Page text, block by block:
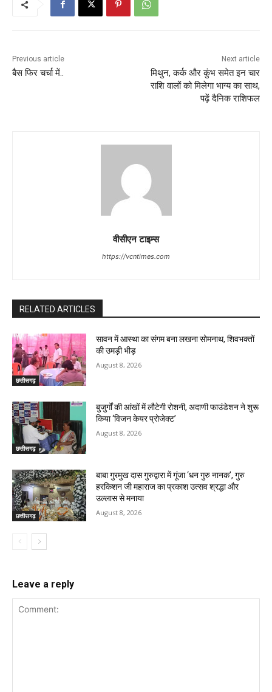
Previous article
बैस फिर चर्चा में..
Next article
मिथुन, कर्क और कुंभ समेत इन चार
राशि वालों को मिलेगा भाग्य का साथ,
पढ़ें दैनिक राशिफल
वीसीएन टाइम्स
https://vcntimes.com
RELATED ARTICLES
छत्तीसगढ़
सावन में आस्था का संगम बना लखना सोमनाथ, शिवभक्तों
की उमड़ी भीड़
August 8, 2026
छत्तीसगढ़
बुजुर्गों की आंखों में लौटेगी रोशनी, अदाणी फाउंडेशन ने शुरू
किया ‘विजन केयर प्रोजेक्ट’
August 8, 2026
छत्तीसगढ़
बाबा गुरमुख दास गुरुद्वारा में गूंजा ‘धन गुरु नानक’, गुरु
हरकिशन जी महाराज का प्रकाश उत्सव श्रद्धा और
उल्लास से मनाया
August 8, 2026
Leave a reply